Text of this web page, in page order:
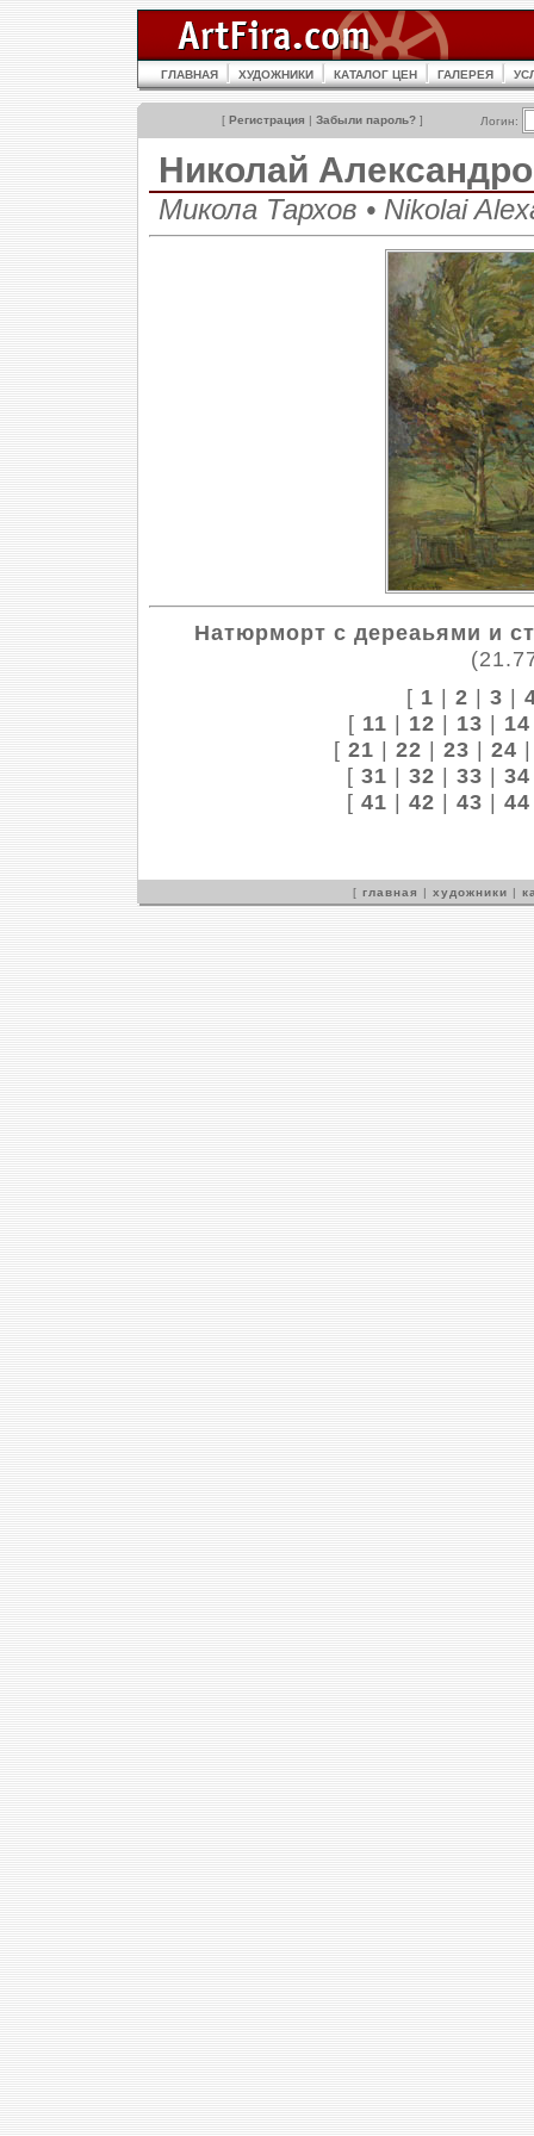
ГЛАВНАЯ ХУДОЖНИКИ КАТАЛОГ ЦЕН ГАЛЕРЕЯ
[ Регистрация | Забыли пароль? ] Логин:
Николай
Микола Тархов • Nikolai
Натюрморт с дереаьями и
[ 1 | 2 | 3 |
[ 11 | 12 | 13 | 14
[ 21 | 22 | 23 | 24
[ 31 | 32 | 33 | 34
[ 41 | 42 | 43 | 44
[ главная | художники |